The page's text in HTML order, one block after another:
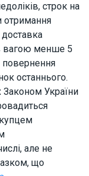
строк на
отримання
вагою менше 5
повернення
останнього.
Законом України
але не
що